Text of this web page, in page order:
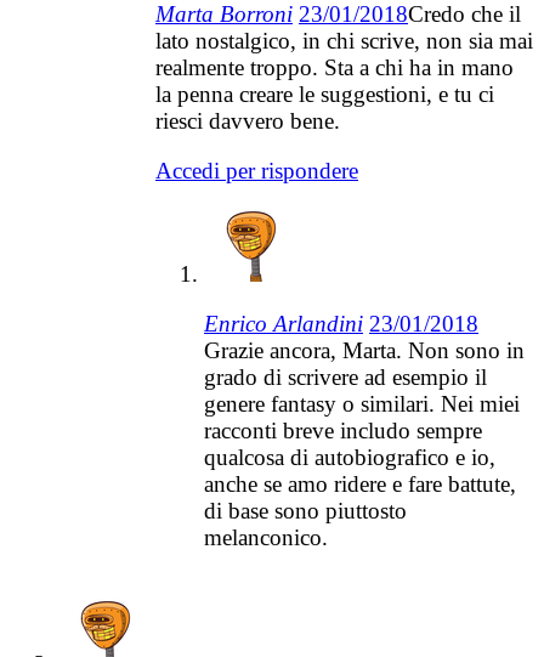
Marta Borroni 23/01/2018Credo che il
lato nostalgico, in chi scrive, non sia mai
realmente troppo. Sta a chi ha in mano
la penna creare le suggestioni, e tu ci
riesci davvero bene.
Accedi per rispondere
Enrico Arlandini 23/01/2018
Grazie ancora, Marta. Non sono in
grado di scrivere ad esempio il
genere fantasy o similari. Nei miei
racconti breve includo sempre
qualcosa di autobiografico e io,
anche se amo ridere e fare battute,
di base sono piuttosto
melanconico.